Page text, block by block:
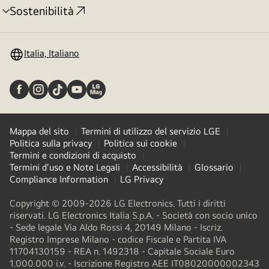
Sostenibilità
Attivazione
Italia, Italiano
Mappa del sito
Termini di utilizzo del servizio LGE
Politica sulla privacy
Politica sui cookie
Termini e condizioni di acquisto
Termini d'uso e Note Legali
Accessibilità
Glossario
Compliance Information
LG Privacy
Copyright © 2009-2026 LG Electronics. Tutti i diritti
riservati. LG Electronics Italia S.p.A. - Società con socio unico
- Sede legale Via Aldo Rossi 4, 20149 Milano - Iscriz.
Registro Imprese Milano - codice Fiscale e Partita IVA
11704130159 - REA n. 1492318 - Capitale Sociale Euro
1.000.000 i.v. - Iscrizione Registro AEE IT08020000002343​